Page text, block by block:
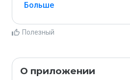
Больше
Полезный
О приложении